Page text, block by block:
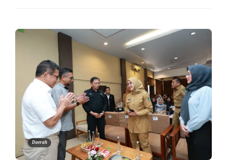
Daerah